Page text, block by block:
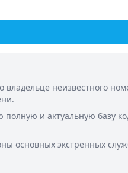
неизвестного
и актуальную базу
основных экстренных